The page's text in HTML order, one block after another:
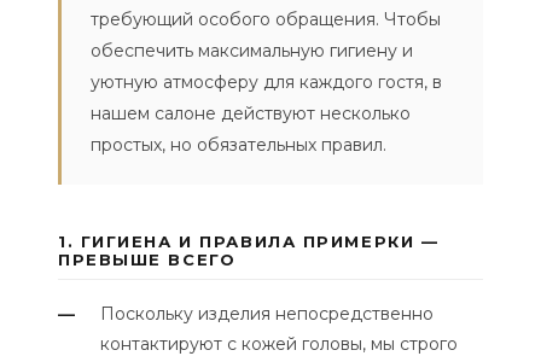
требующий особого обращения. Чтобы
обеспечить максимальную гигиену и
уютную атмосферу для каждого гостя, в
нашем салоне действуют несколько
простых, но обязательных правил.
1. ГИГИЕНА И ПРАВИЛА ПРИМЕРКИ —
ПРЕВЫШЕ ВСЕГО
—
Поскольку изделия непосредственно
контактируют с кожей головы, мы строго